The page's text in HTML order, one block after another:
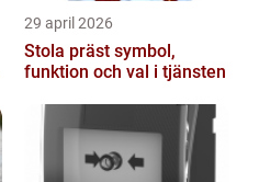
29 april 2026
Stola präst symbol,
funktion och val i tjänsten